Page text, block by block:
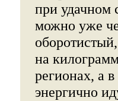
при удачном
можно уже
на
регионах, а
энергично